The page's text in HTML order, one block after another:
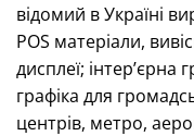
відомий в Україні
POS матеріали,
дисплеї; інтер’єрна
графіка для
центрів, метро,